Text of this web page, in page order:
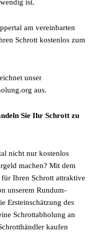
ist.
am vereinbarten
Schrott kostenlos zum
unser
aus.
Sie Ihr Schrott zu
nicht nur kostenlos
machen? Mit dem
Ihren Schrott attraktive
unserem Rundum-
Ersteinschätzung des
Schrottabholung an
kaufen